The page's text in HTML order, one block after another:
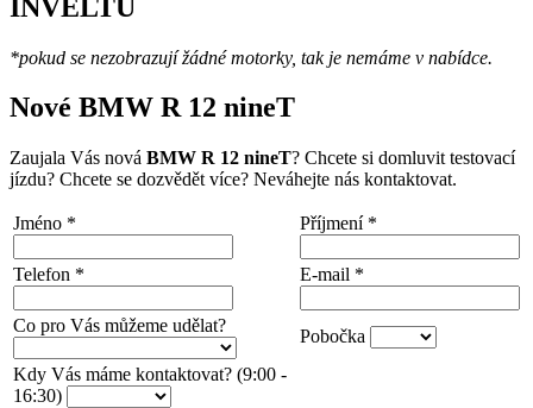
INVELTU
*pokud se nezobrazují žádné motorky, tak je nemáme v nabídce.
Nové BMW R 12 nineT
Zaujala Vás nová BMW R 12 nineT? Chcete si domluvit testovací
jízdu? Chcete se dozvědět více? Neváhejte nás kontaktovat.
Jméno * Příjmení *
Telefon * E-mail *
Co pro Vás můžeme udělat?
Pobočka
Kdy Vás máme kontaktovat? (9:00 -
16:30)